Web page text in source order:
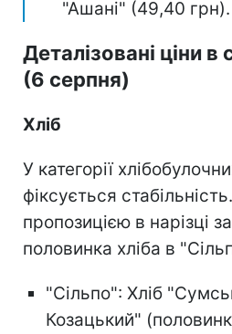
"Ашані" (49,40 грн).
Деталізовані ціни
(6 серпня)
Хліб
У категорії
фіксується
пропозицією в нарізці
половинка хліба в
"Сільпо": Хліб
Козацький"